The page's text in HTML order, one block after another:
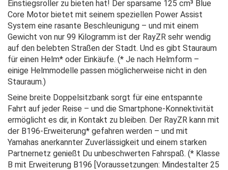
Einstiegsroller zu bieten hat! Der sparsame 125 cm³ Blue
Core Motor bietet mit seinem speziellen Power Assist
System eine rasante Beschleunigung – und mit einem
Gewicht von nur 99 Kilogramm ist der RayZR sehr wendig
auf den belebten Straßen der Stadt. Und es gibt Stauraum
für einen Helm* oder Einkäufe. (* Je nach Helmform –
einige Helmmodelle passen möglicherweise nicht in den
Stauraum.)
Seine breite Doppelsitzbank sorgt für eine entspannte
Fahrt auf jeder Reise – und die Smartphone-Konnektivität
ermöglicht es dir, in Kontakt zu bleiben. Der RayZR kann mit
der B196-Erweiterung* gefahren werden – und mit
Yamahas anerkannter Zuverlässigkeit und einem starken
Partnernetz genießt Du unbeschwerten Fahrspaß. (* Klasse
B mit Erweiterung B196 [Voraussetzungen: Mindestalter 25